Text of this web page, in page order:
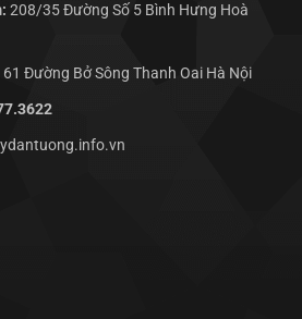
208/35 Đường Số 5 Bình Hưng Hoà
61 Đường Bở Sông Thanh Oai Hà Nội